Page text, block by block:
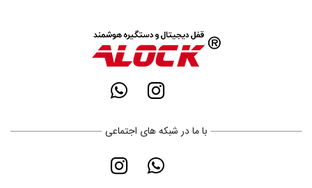
با ما در شبکه های اجتماعی